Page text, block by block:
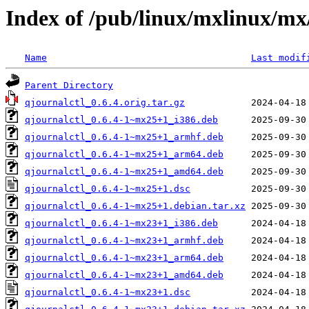
Index of /pub/linux/mxlinux/
Name Last
Parent Directory
qjournalctl_0.6.4.orig.tar.gz
qjournalctl_0.6.4-1~mx25+1_i386.deb
qjournalctl_0.6.4-1~mx25+1_armhf.deb
qjournalctl_0.6.4-1~mx25+1_arm64.deb
qjournalctl_0.6.4-1~mx25+1_amd64.deb
qjournalctl_0.6.4-1~mx25+1.dsc
qjournalctl_0.6.4-1~mx25+1.debian.tar.xz
qjournalctl_0.6.4-1~mx23+1_i386.deb
qjournalctl_0.6.4-1~mx23+1_armhf.deb
qjournalctl_0.6.4-1~mx23+1_arm64.deb
qjournalctl_0.6.4-1~mx23+1_amd64.deb
qjournalctl_0.6.4-1~mx23+1.dsc